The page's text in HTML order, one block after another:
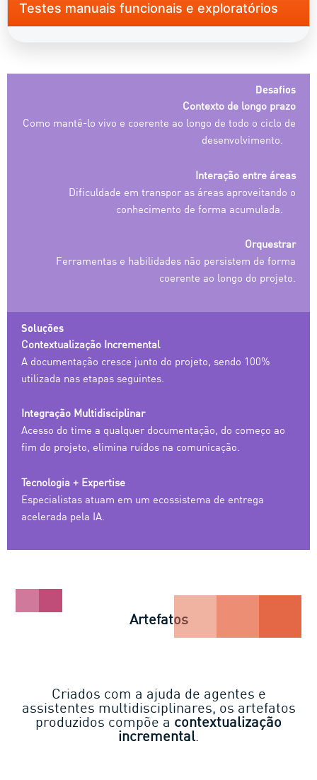
Testes manuais funcionais e exploratórios
Desafios
Contexto de longo prazo
Como mantê-lo vivo e coerente ao longo de todo o ciclo de
desenvolvimento.
Interação entre áreas
Dificuldade em transpor as áreas aproveitando o
conhecimento de forma acumulada.
Orquestrar
Ferramentas e habilidades não persistem de forma
coerente ao longo do projeto.
Soluções
Contextualização Incremental
A documentação cresce junto do projeto, sendo 100%
utilizada nas etapas seguintes.
Integração Multidisciplinar
Acesso do time a qualquer documentação, do começo ao
fim do projeto, elimina ruídos na comunicação.
Tecnologia + Expertise
Especialistas atuam em um ecossistema de entrega
acelerada pela IA.
Artefatos
Criados com a ajuda de agentes e
assistentes multidisciplinares, os artefatos
produzidos compõe a contextualização
incremental